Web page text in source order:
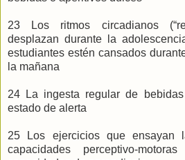
23 Los ritmos circadianos
desplazan durante la
estudiantes estén cansados
la mañana
24 La ingesta regular de
estado de alerta
25 Los ejercicios que ensayan
capacidades perceptivo-